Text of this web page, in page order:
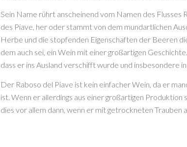
Sein Name rührt anscheinend vom Namen des Flusses
des Piave, her oder stammt von dem mundartlichen
Herbe und die stopfenden Eigenschaften der Beeren
dem auch sei, ein Wein mit einer großartigen
dass er ins Ausland verschifft wurde und insbesondere
Der Raboso del Piave ist kein einfacher Wein, da er
ist. Wenn er allerdings aus einer großartigen Produktion
dies vor allem dann, wenn er mit getrockneten Trauben